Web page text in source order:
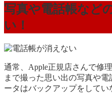
写真や電話帳など
い！
通常、Apple正規店さんで修
まで撮った思い出の写真や
ータはバックアップをしてい